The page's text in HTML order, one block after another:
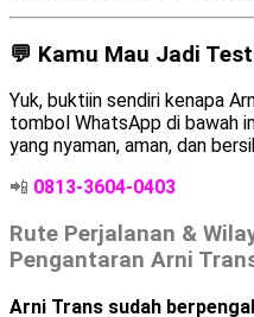
💬 Kamu Mau Jadi
Yuk, buktiin sendiri kenapa
tombol WhatsApp di bawah
yang nyaman, aman, dan
📲 0813-3604-0403
Rute Perjalanan &
Pengantaran Arni
Arni Trans sudah